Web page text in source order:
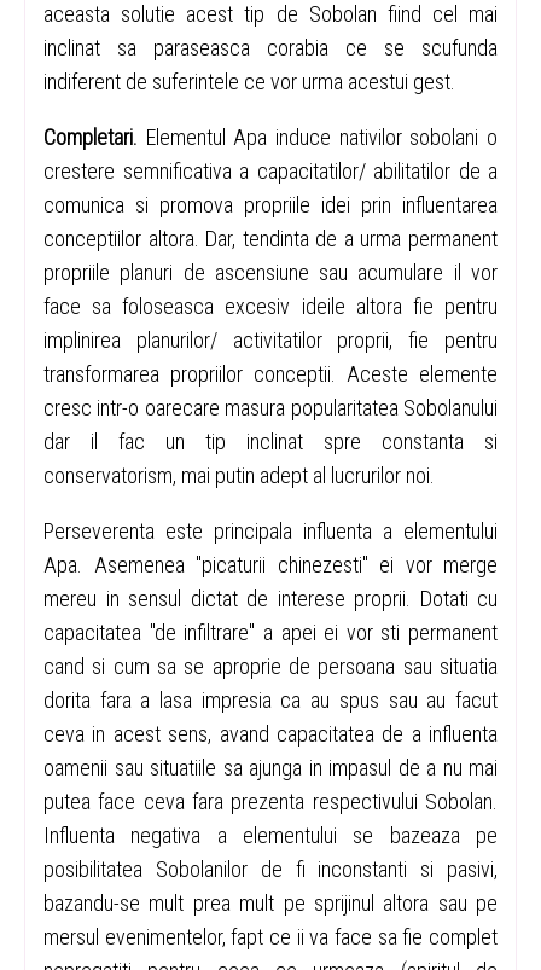
aceasta solutie acest tip de Sobolan fiind cel mai
inclinat sa paraseasca corabia ce se scufunda
indiferent de suferintele ce vor urma acestui gest.
Completari. Elementul Apa induce nativilor sobolani o
crestere semnificativa a capacitatilor/ abilitatilor de a
comunica si promova propriile idei prin influentarea
conceptiilor altora. Dar, tendinta de a urma permanent
propriile planuri de ascensiune sau acumulare il vor
face sa foloseasca excesiv ideile altora fie pentru
implinirea planurilor/ activitatilor proprii, fie pentru
transformarea propriilor conceptii. Aceste elemente
cresc intr-o oarecare masura popularitatea Sobolanului
dar il fac un tip inclinat spre constanta si
conservatorism, mai putin adept al lucrurilor noi.
Perseverenta este principala influenta a elementului
Apa. Asemenea "picaturii chinezesti" ei vor merge
mereu in sensul dictat de interese proprii. Dotati cu
capacitatea "de infiltrare" a apei ei vor sti permanent
cand si cum sa se aproprie de persoana sau situatia
dorita fara a lasa impresia ca au spus sau au facut
ceva in acest sens, avand capacitatea de a influenta
oamenii sau situatiile sa ajunga in impasul de a nu mai
putea face ceva fara prezenta respectivului Sobolan.
Influenta negativa a elementului se bazeaza pe
posibilitatea Sobolanilor de fi inconstanti si pasivi,
bazandu-se mult prea mult pe sprijinul altora sau pe
mersul evenimentelor, fapt ce ii va face sa fie complet